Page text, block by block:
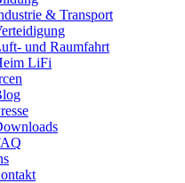
& Transport
und Raumfahrt
LiFi